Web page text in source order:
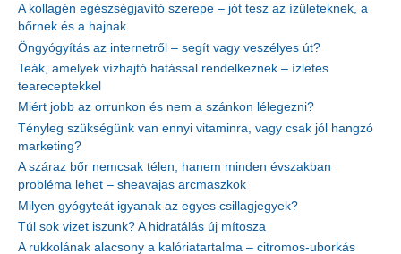
A kollagén egészségjavító szerepe – jót tesz az ízületeknek, a
bőrnek és a hajnak
Öngyógyítás az internetről – segít vagy veszélyes út?
Teák, amelyek vízhajtó hatással rendelkeznek – ízletes
teareceptekkel
Miért jobb az orrunkon és nem a szánkon lélegezni?
Tényleg szükségünk van ennyi vitaminra, vagy csak jól hangzó
marketing?
A száraz bőr nemcsak télen, hanem minden évszakban
probléma lehet – sheavajas arcmaszkok
Milyen gyógyteát igyanak az egyes csillagjegyek?
Túl sok vizet iszunk? A hidratálás új mítosza
A rukkolának alacsony a kalóriatartalma – citromos-uborkás